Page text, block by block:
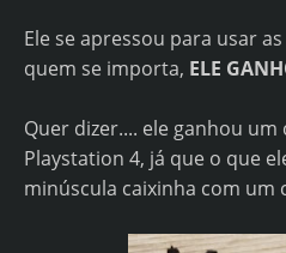
Ele se apressou para usar
quem se importa, ELE
Quer dizer.... ele ganhou
Playstation 4, já que o que
minúscula caixinha com um